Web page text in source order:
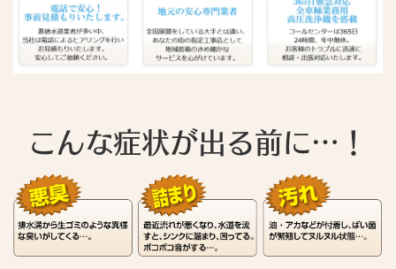
こんな症状が出る前に…！